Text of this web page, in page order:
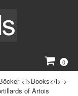
0
<i>Books</i> >
of Artois